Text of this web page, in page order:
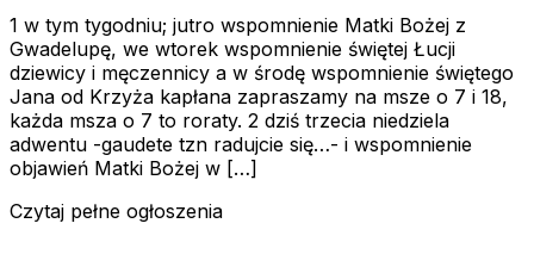
1 w tym tygodniu; jutro wspomnienie Matki Bożej z
Gwadelupę, we wtorek wspomnienie świętej Łucji
dziewicy i męczennicy a w środę wspomnienie świętego
Jana od Krzyża kapłana zapraszamy na msze o 7 i 18,
każda msza o 7 to roraty. 2 dziś trzecia niedziela
adwentu -gaudete tzn radujcie się…- i wspomnienie
objawień Matki Bożej w […]
Czytaj pełne ogłoszenia